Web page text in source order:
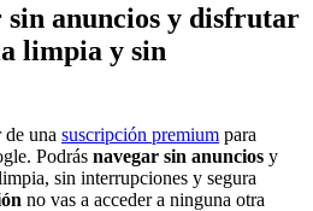
sin anuncios y disfrutar
limpia y sin
de una suscripción premium para
Podrás navegar sin anuncios y
sin interrupciones y segura
no vas a acceder a ninguna otra